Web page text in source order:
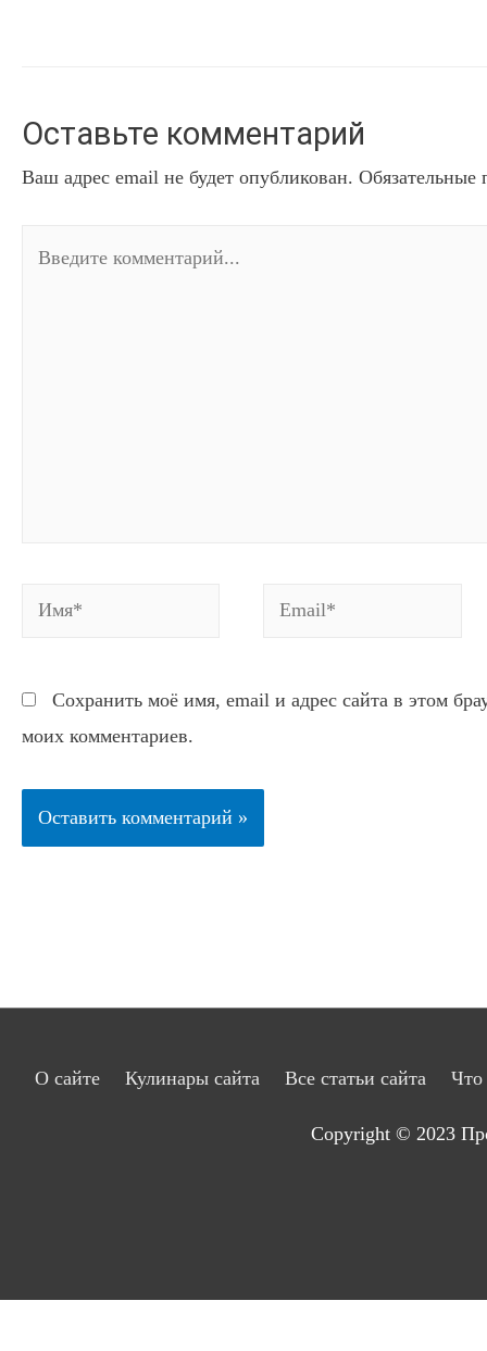
Оставьте комментарий
Ваш адрес email не будет опубликован.
Имя* Email*
Сохранить моё имя, email и адрес сайта в этом
моих комментариев.
О сайте Кулинары сайта Все статьи сайта Что
Copyright © 2023